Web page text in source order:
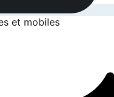
et mobiles